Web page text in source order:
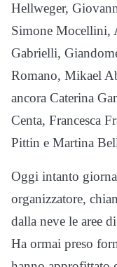
Hellweger,
Simone Mocellini,
Gabrielli,
Romano, Mikael
ancora Caterina
Centa, Francesca
Pittin e Martina
Oggi intanto
organizzatore,
dalla neve le aree
Ha ormai preso